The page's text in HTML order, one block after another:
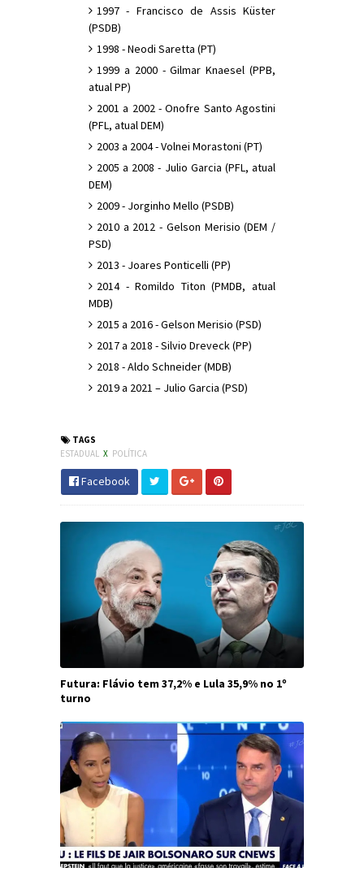
1997 - Francisco de Assis Küster
(PSDB)
1998 - Neodi Saretta (PT)
1999 a 2000 - Gilmar Knaesel (PPB,
atual PP)
2001 a 2002 - Onofre Santo Agostini
(PFL, atual DEM)
2003 a 2004 - Volnei Morastoni (PT)
2005 a 2008 - Julio Garcia (PFL, atual
DEM)
2009 - Jorginho Mello (PSDB)
2010 a 2012 - Gelson Merisio (DEM /
PSD)
2013 - Joares Ponticelli (PP)
2014 - Romildo Titon (PMDB, atual
MDB)
2015 a 2016 - Gelson Merisio (PSD)
2017 a 2018 - Silvio Dreveck (PP)
2018 - Aldo Schneider (MDB)
2019 a 2021 – Julio Garcia (PSD)
TAGS
ESTADUAL X POLÍTICA
Facebook
Futura: Flávio tem 37,2% e Lula 35,9% no 1º
turno